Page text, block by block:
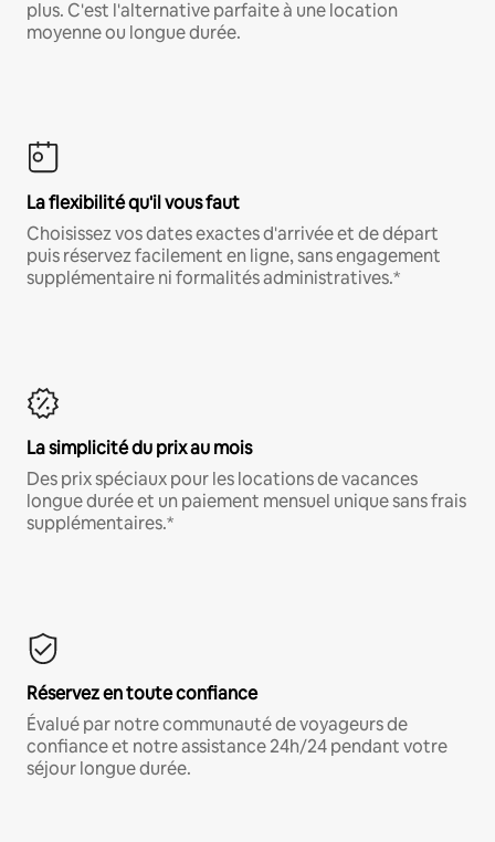
plus. C'est l'alternative parfaite à une location
moyenne ou longue durée.
La flexibilité qu'il vous faut
Choisissez vos dates exactes d'arrivée et de départ
puis réservez facilement en ligne, sans engagement
supplémentaire ni formalités administratives.*
La simplicité du prix au mois
Des prix spéciaux pour les locations de vacances
longue durée et un paiement mensuel unique sans frais
supplémentaires.*
Réservez en toute confiance
Évalué par notre communauté de voyageurs de
confiance et notre assistance 24h/24 pendant votre
séjour longue durée.